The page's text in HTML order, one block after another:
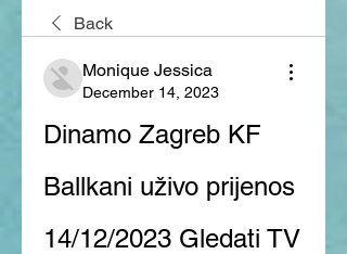
Back
Monique Jessica
December 14, 2023
Dinamo Zagreb KF
Ballkani uživo prijenos
14/12/2023 Gledati TV